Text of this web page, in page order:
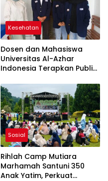
Kesehatan
Dosen dan Mahasiswa
Universitas Al-Azhar
Indonesia Terapkan Public
Gizi kepada Masyarakat
Cianjur
Sosial
Rihlah Camp Mutiara
Marhamah Santuni 350
Anak Yatim, Perkuat